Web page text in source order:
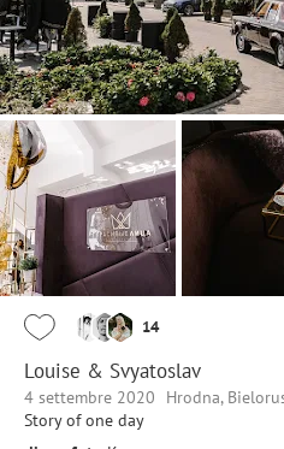
14
Louise & Svyatoslav
4 settembre 2020
Hrodna,
Story of one day